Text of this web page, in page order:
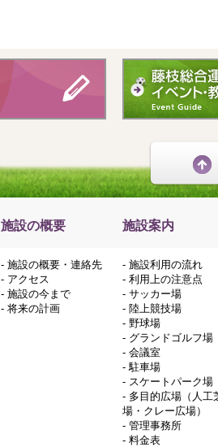
施設の概要 施設案内
- 施設の概要・連絡先
- アクセス
- 施設の今まで
- 将来の計画
- 施設利用の流れ
- 利用上の注意点
- サッカー場
- 陸上競技場
- 野球場
- グランドゴルフ場
- 会議室
-駐車場
- スケートパーク場
- 多目的広場（人工
場・クレー広場）
- 管理事務所
- 料金表